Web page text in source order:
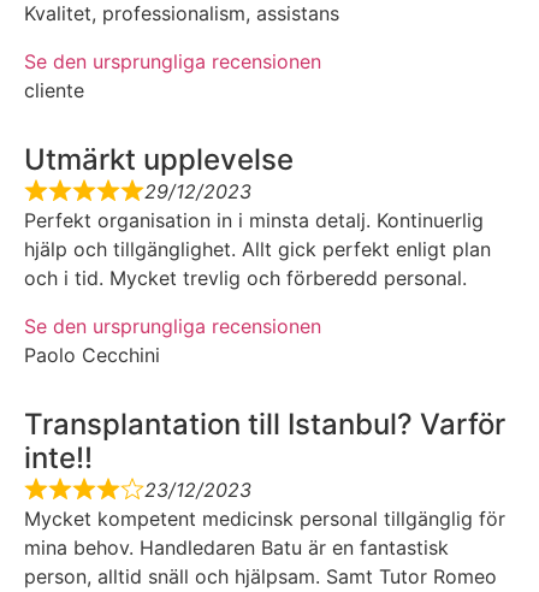
Kvalitet, professionalism, assistans
Se den ursprungliga recensionen
cliente
Utmärkt upplevelse
29/12/2023
Perfekt organisation in i minsta detalj. Kontinuerlig
hjälp och tillgänglighet. Allt gick perfekt enligt plan
och i tid. Mycket trevlig och förberedd personal.
Se den ursprungliga recensionen
Paolo Cecchini
Transplantation till Istanbul? Varför
inte!!
23/12/2023
Mycket kompetent medicinsk personal tillgänglig för
mina behov. Handledaren Batu är en fantastisk
person, alltid snäll och hjälpsam. Samt Tutor Romeo